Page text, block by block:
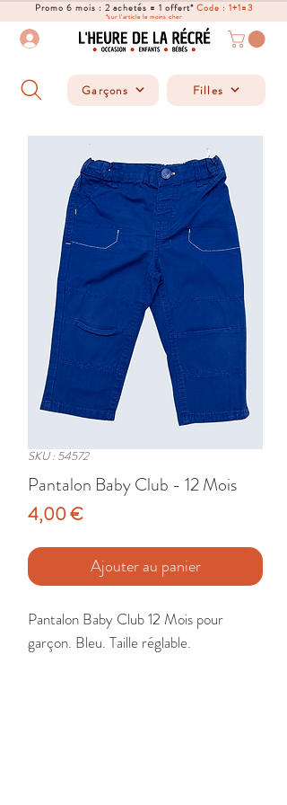
Promo 6 mois : 2 achetés = 1 offert*Code : 1+1=3
*sur l'article le moins cher
Garçons Filles
SKU : 54572
Pantalon Baby Club - 12 Mois
4,00 €Prix
Ajouter au panier
Pantalon Baby Club 12 Mois pour
garçon. Bleu. Taille réglable.